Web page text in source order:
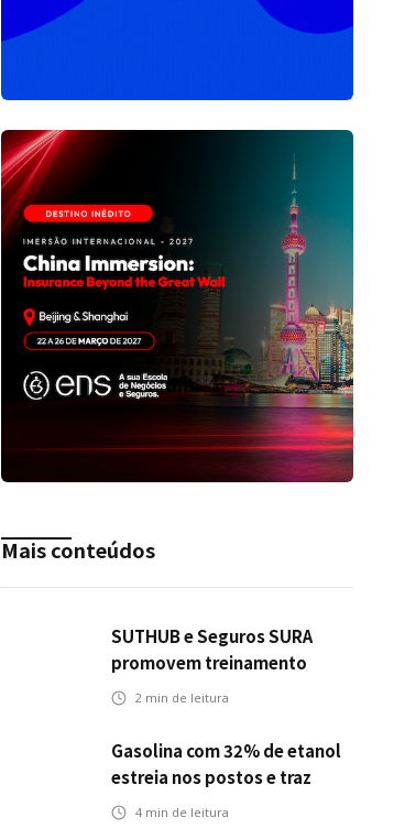
Mais conteúdos
SUTHUB e Seguros SURA
promovem treinamento
conjunto para fortalecer a
Seguro Mobilidade no Grupo
MDS
2 min de leitura
Gasolina com 32% de etanol
estreia nos postos e traz
novos desafios para o setor
4 min de leitura